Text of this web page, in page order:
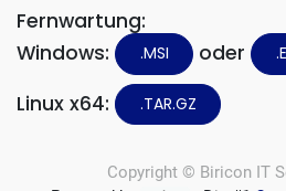
Fernwartung:
Windows:
.MSI oder
Linux x64: .TAR.GZ
Copyright © Biricon IT